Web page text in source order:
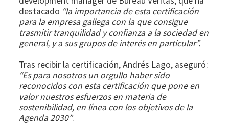
destacado “la importancia de esta certificación
para la empresa gallega con la que consigue
trasmitir tranquilidad y confianza a la sociedad en
general, y a sus grupos de interés en particular”.
Tras recibir la certificación, Andrés Lago, aseguró:
“Es para nosotros un orgullo haber sido
reconocidos con esta certificación que pone en
valor nuestros esfuerzos en materia de
sostenibilidad, en línea con los objetivos de la
Agenda 2030”.